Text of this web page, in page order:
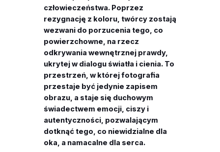
człowieczeństwa. Poprzez
rezygnację z koloru, twórcy zostają
wezwani do porzucenia tego, co
powierzchowne, na rzecz
odkrywania wewnętrznej prawdy,
ukrytej w dialogu światła i cienia. To
przestrzeń, w której fotografia
przestaje być jedynie zapisem
obrazu, a staje się duchowym
świadectwem emocji, ciszy i
autentyczności, pozwalającym
dotknąć tego, co niewidzialne dla
oka, a namacalne dla serca.